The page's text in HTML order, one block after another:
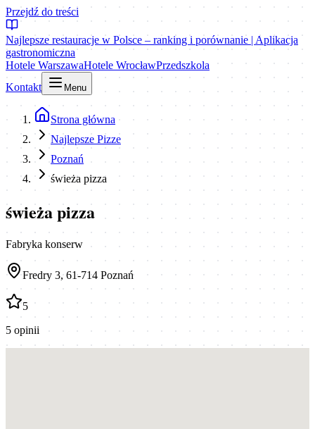
Przejdź do treści
Najlepsze restauracje w Polsce – ranking i porównanie | Aplikacja
gastronomiczna
Hotele WarszawaHotele WrocławPrzedszkola
Kontakt
Menu
Strona główna
Najlepsze Pizze
Poznań
świeża pizza
świeża pizza
Fabryka konserw
Fredry 3, 61-714 Poznań
5
5 opinii